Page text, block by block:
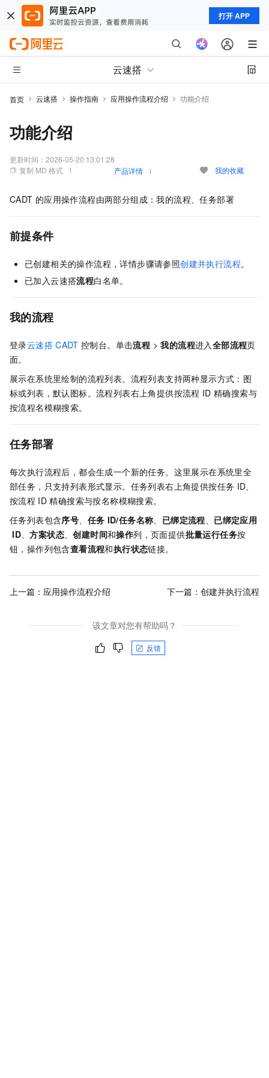
打开 APP
云速搭
首页 云速搭 操作指南 应用操作流程介绍 功能介绍
功能介绍
更新时间： 2026-05-20 13:01:28
复制 MD 格式
产品详情 我的收藏
CADT 的应用操作流程由两部分组成：我的流程、任务部署
前提条件
已创建相关的操作流程，详情步骤请参照创建并执行流程。
已加入云速搭流程白名单。
我的流程
登录云速搭 CADT 控制台。单击流程 >我的流程进入全部流程页
面。
展示在系统里绘制的流程列表。流程列表支持两种显示方式：图
标或列表，默认图标。流程列表右上角提供按流程 ID 精确搜索与
按流程名模糊搜索。
任务部署
每次执行流程后，都会生成一个新的任务。这里展示在系统里全
部任务，只支持列表形式显示。任务列表右上角提供按任务 ID、
按流程 ID 精确搜索与按名称模糊搜索。
任务列表包含序号、 任务 ID/任务名称、 已绑定流程、 已绑定应用
ID、方案状态、创建时间和操作列，页面提供批量运行任务按
钮，操作列包含查看流程和执行状态链接。
上一篇： 应用操作流程介绍 下一篇： 创建并执行流程
该文章对您有帮助吗？
反馈